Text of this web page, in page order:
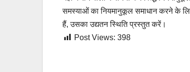
समस्याओं का नियमानुकूल समाधान करने के लिए
हैं, उसका उद्यतन स्थिति प्रस्तुत करें।
Post Views: 398